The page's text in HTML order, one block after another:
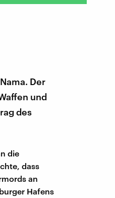
Der
und
des
die
dass
an
Hafens